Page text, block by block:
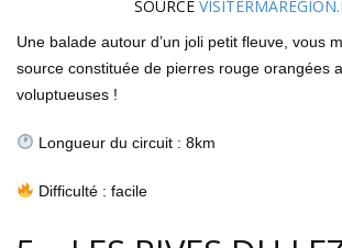
SOURCE
Une balade autour d’un joli petit fleuve, vous
source constituée de pierres rouge orangées
voluptueuses !
Longueur du circuit : 8km
Difficulté : facile